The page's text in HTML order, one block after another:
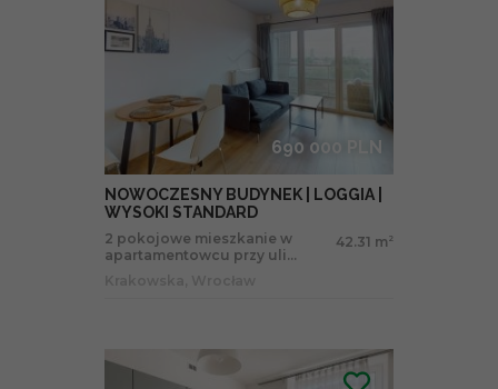
690 000 PLN
NOWOCZESNY BUDYNEK | LOGGIA |
WYSOKI STANDARD
2 pokojowe mieszkanie w
apartamentowcu przy uli...
42.31 m 2